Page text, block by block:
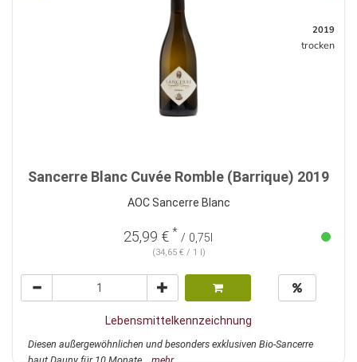
2019
trocken
Sancerre Blanc Cuvée Romble (Barrique) 2019
AOC Sancerre Blanc
25,99 € * / 0,75l
(34,65 € / 1 l)
Lebensmittelkennzeichnung
Diesen außergewöhnlichen und besonders exklusiven Bio-Sancerre